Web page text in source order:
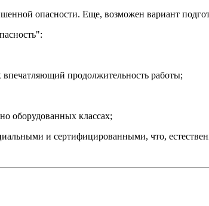
опасности. Еще, возможен вариант
продолжительность работы;
оборудованных классах;
и сертифицированными, что,